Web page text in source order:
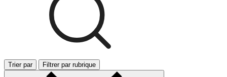
Trier par Filtrer par rubrique